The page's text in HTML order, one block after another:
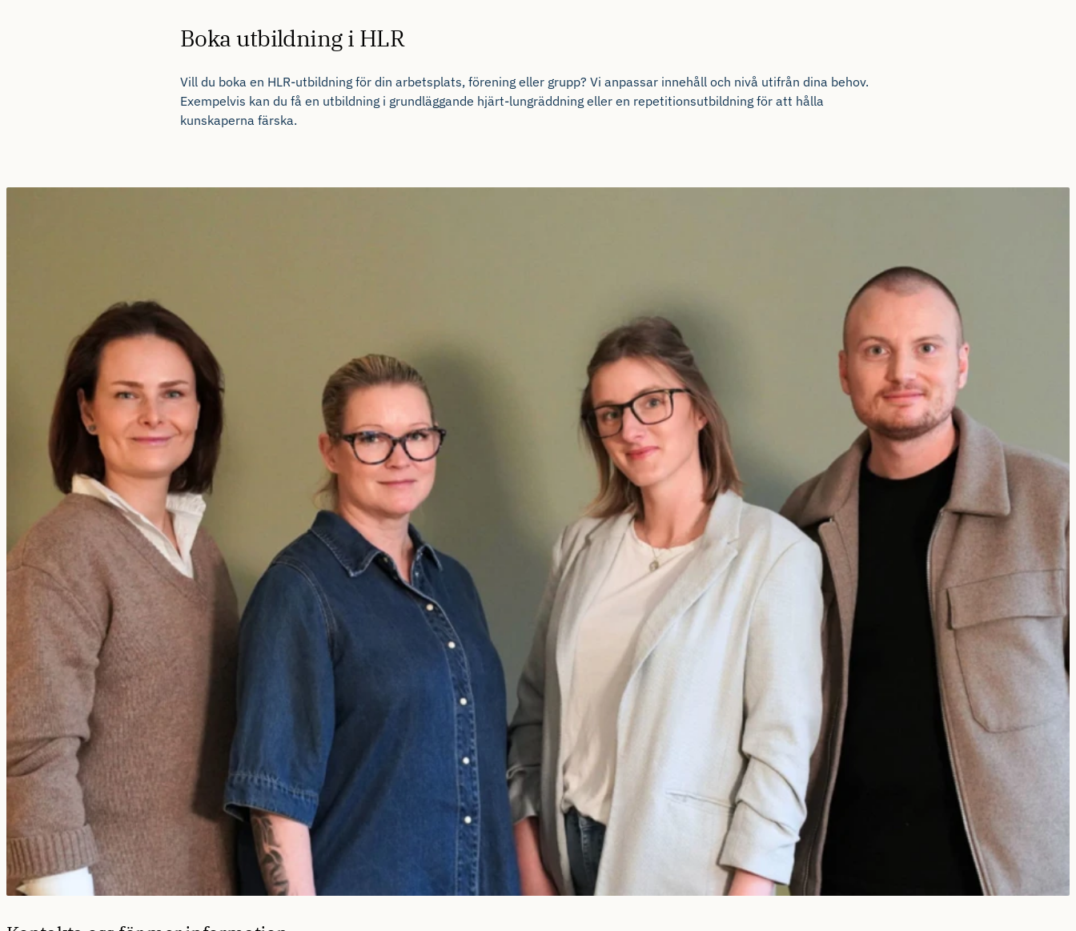
Boka utbildning i HLR
Vill du boka en HLR-utbildning för din arbetsplats, förening eller grupp? Vi anpassar innehåll och nivå utifrån dina behov.
Exempelvis kan du få en utbildning i grundläggande hjärt-lungräddning eller en repetitionsutbildning för att hålla
kunskaperna färska.